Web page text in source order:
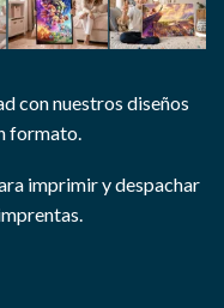
con nuestros diseños
formato.
imprimir y despachar